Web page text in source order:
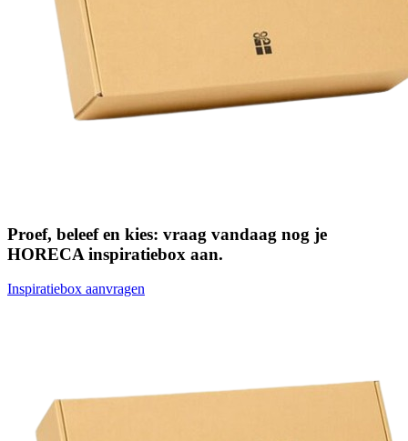
Proef, beleef en kies: vraag vandaag nog je
HORECA inspiratiebox aan.
Inspiratiebox aanvragen